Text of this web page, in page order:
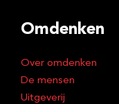
r
s
Omdenken
Over omdenken
De mensen
Uitgeverij